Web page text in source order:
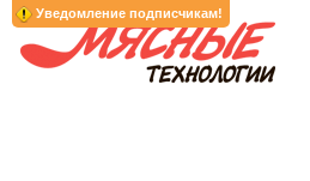
Уведомление подписчикам!